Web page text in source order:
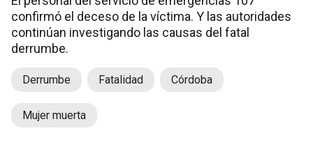
confirmó el deceso de la víctima. Y las autoridades
continúan investigando las causas del fatal
derrumbe.
Derrumbe Fatalidad Córdoba
Mujer muerta